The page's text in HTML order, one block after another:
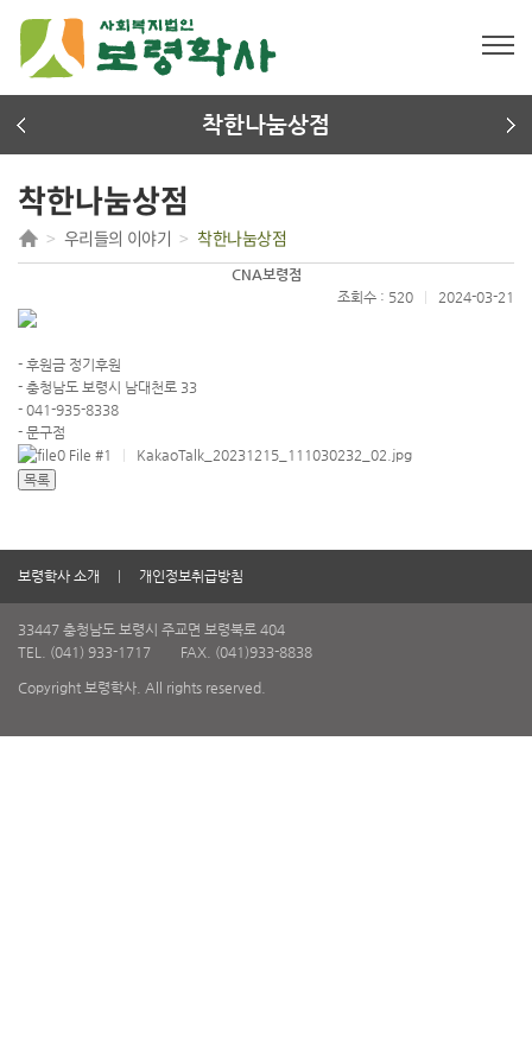
착한나눔상점
착한나눔상점
우리들의 이야기 착한나눔상점
CNA보령점
조회수 : 520
2024-03-21
- 후원금 정기후원
- 충청남도 보령시 남대천로 33
- 041-935-8338
- 문구점
File #1
KakaoTalk_20231215_111030232_02.jpg
보령학사 소개 개인정보취급방침
33447 충청남도 보령시 주교면 보령북로 404
TEL. (041) 933-1717
FAX. (041)933-8838
Copyright 보령학사. All rights reserved.